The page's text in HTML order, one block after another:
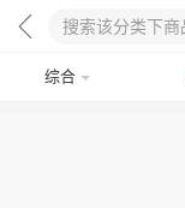
综合